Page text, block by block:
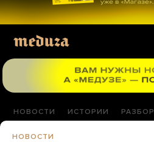
НОВОСТИ ИСТОРИИ РАЗБОР
НОВОСТИ